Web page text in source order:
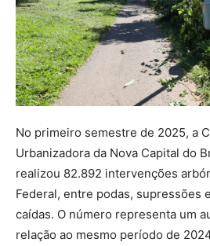
No primeiro semestre de 2025, a
Urbanizadora da Nova Capital do
realizou 82.892 intervenções
Federal, entre podas, supressões
caídas. O número representa um
relação ao mesmo período de